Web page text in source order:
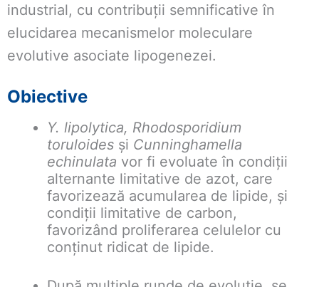
industrial, cu contribuții semnificative în
elucidarea mecanismelor moleculare
evolutive asociate lipogenezei.
Obiective
Y. lipolytica, Rhodosporidium
toruloides și Cunninghamella
echinulata vor fi evoluate în condiții
alternante limitative de azot, care
favorizează acumularea de lipide, și
condiții limitative de carbon,
favorizând proliferarea celulelor cu
conținut ridicat de lipide.